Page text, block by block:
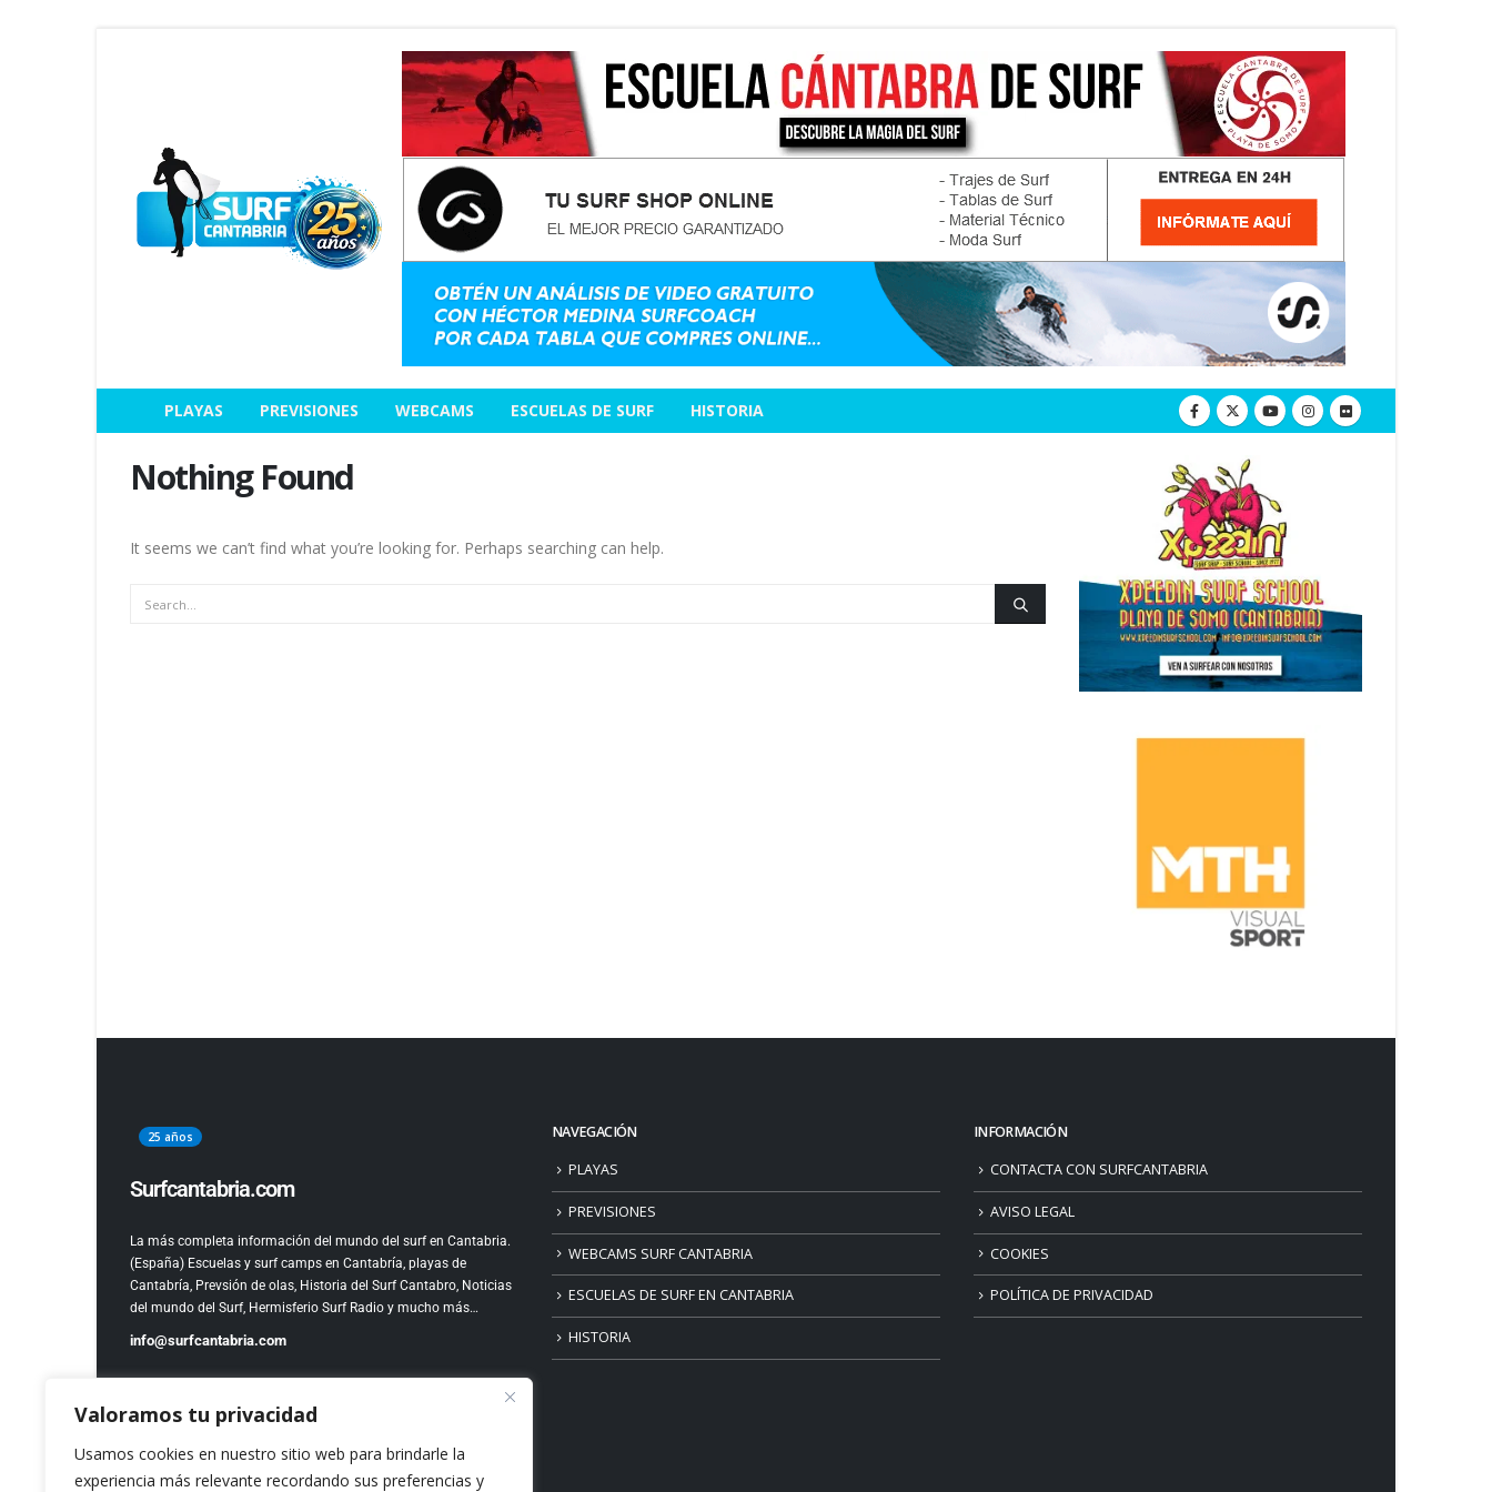
Valoramos tu privacidad
Usamos cookies en nuestro sitio web para brindarle la
experiencia más relevante recordando sus preferencias y
PLAYAS PREVISIONES WEBCAMS ESCUELAS DE SURF HISTORIA
Nothing Found
It seems we can’t find what you’re looking for. Perhaps searching can help.
25 años
Surfcantabria.com
La más completa información del mundo del surf en Cantabria.
(España) Escuelas y surf camps en Cantabría, playas de
Cantabría, Prevsión de olas, Historia del Surf Cantabro, Noticias
del mundo del Surf, Hermisferio Surf Radio y mucho más…
info@surfcantabria.com
NAVEGACIÓN
PLAYAS
PREVISIONES
WEBCAMS SURF CANTABRIA
ESCUELAS DE SURF EN CANTABRIA
HISTORIA
INFORMACIÓN
CONTACTA CON SURFCANTABRIA
AVISO LEGAL
COOKIES
POLÍTICA DE PRIVACIDAD